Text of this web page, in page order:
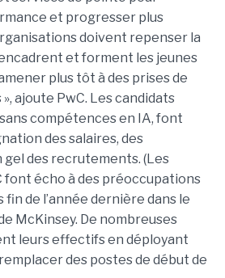
et progresser plus
doivent repenser la
et forment les jeunes
plus tôt à des prises de
ajoute PwC. Les candidats
compétences en IA, font
des salaires, des
des recrutements. (Les
font écho à des préoccupations
de l’année dernière dans le
McKinsey. De nombreuses
leurs effectifs en déployant
des postes de début de